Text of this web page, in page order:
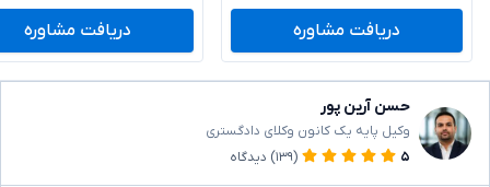
دریافت مشاوره دریافت مشاوره
حسن آرین پور
وکیل پایه یک کانون وکلای دادگستری
۵
(۱۳۹) دیدگاه